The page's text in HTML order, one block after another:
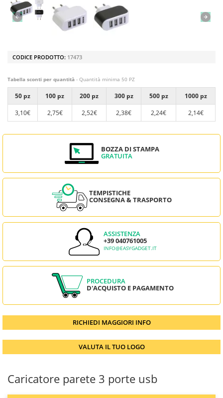
CODICE PRODOTTO: 17473
Tabella sconti per quantità - Quantità minima 50 PZ
50 pz 100 pz 200 pz 300 pz 500 pz
1000 pz
3,10€
2,75€ 2,52€ 2,38€ 2,24€ 2,14€
BOZZA DI STAMPA
GRATUITA
TEMPISTICHE
CONSEGNA & TRASPORTO
ASSISTENZA
+39 040761005
INFO@EASYGADGET.IT
PROCEDURA
D'ACQUISTO E PAGAMENTO
RICHIEDI MAGGIORI INFO
VALUTA IL TUO LOGO
Caricatore parete 3 porte usb